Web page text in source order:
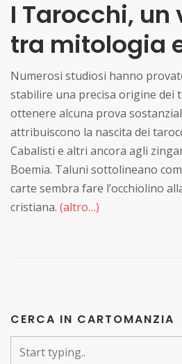
I Tarocchi,
tra mitologia
Numerosi studiosi hanno
stabilire una precisa origine dei
ottenere alcuna prova
attribuiscono la nascita dei
Cabalisti e altri ancora agli
Boemia. Taluni sottolineano
carte sembra fare l’occhiolino
cristiana. (altro…)
CERCA IN CARTOMANZIA